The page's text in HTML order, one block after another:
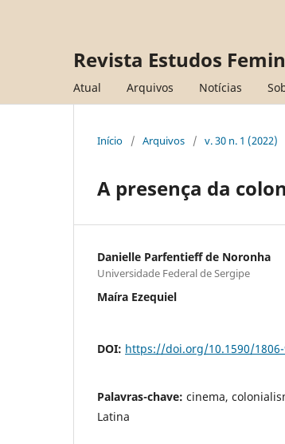
Revista Estudos
Atual Arquivos Notícias
Início / Arquivos / v. 30 n. 1 (2022)
A presença da
Danielle Parfentieff de Noronha
Universidade Federal de Sergipe
Maíra Ezequiel
DOI: https://doi.org/10.1590/1806-
Palavras-chave: cinema,
Latina